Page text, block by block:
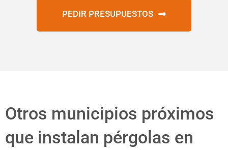
PEDIR PRESUPUESTOS
Otros municipios próximos
que instalan pérgolas en